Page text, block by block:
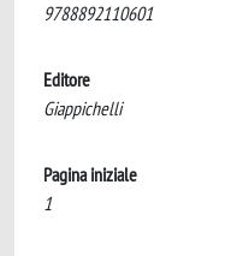
9788892110601
Editore
Giappichelli
Pagina iniziale
1